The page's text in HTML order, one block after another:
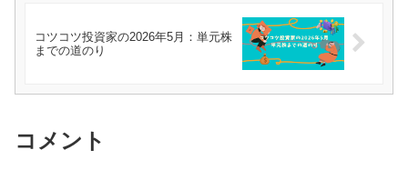
コツコツ投資家の2026年5月：単元株
までの道のり
コメント